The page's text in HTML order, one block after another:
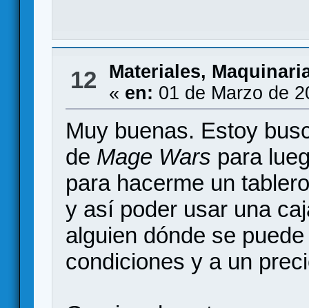
12
Materiales,
« en: 01 de Marzo de
Muy buenas. Estoy
de Mage Wars para
para hacerme un
y así poder usar una
alguien dónde se
condiciones y a un